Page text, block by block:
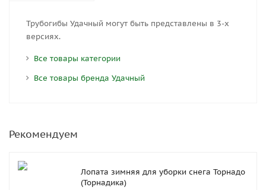
Трубогибы Удачный могут быть представлены в 3-х
версиях.
Все товары категории
Все товары бренда Удачный
Рекомендуем
Лопата зимняя для уборки снега Торнадо
(Торнадика)